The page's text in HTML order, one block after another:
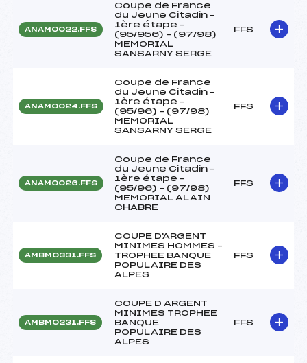
ANAM0022.FFS
Coupe de France
du Jeune Citadin –
1ère étape –
(95/956) – (97/98)
MEMORIAL
SANSARNY SERGE
FFS
ANAM0024.FFS
Coupe de France
du Jeune Citadin –
1ère étape –
(95/96) – (97/98)
MEMORIAL
SANSARNY SERGE
FFS
ANAM0026.FFS
Coupe de France
du Jeune Citadin –
1ère étape –
(95/96) – (97/98)
MEMORIAL ALAIN
CHABRE
FFS
AMBM0331.FFS
COUPE D'ARGENT
MINIMES HOMMES –
TROPHEE BANQUE
POPULAIRE DES
ALPES
FFS
AMBM0231.FFS
COUPE D ARGENT
MINIMES TROPHEE
BANQUE
POPULAIRE DES
ALPES
FFS